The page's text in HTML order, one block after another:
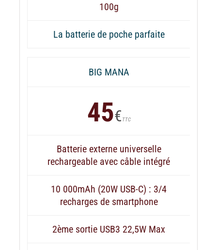
100g
La batterie de poche parfaite
BIG MANA
45€ TTC
Batterie externe universelle
rechargeable avec câble intégré
10 000mAh (20W USB-C) : 3/4
recharges de smartphone
2ème sortie USB3 22,5W Max